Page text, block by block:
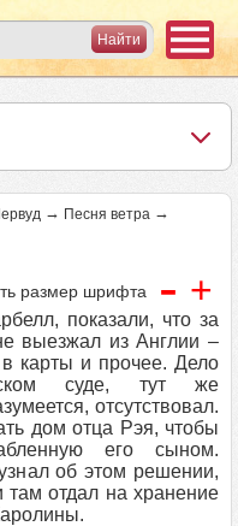
→ Песня ветра →
размер шрифта - +
показали, что за
выезжал из Англии –
карты и прочее. Дело
суде, тут же
отсутствовал.
дом отца Рэя, чтобы
его сыном.
об этом решении,
отдал на хранение